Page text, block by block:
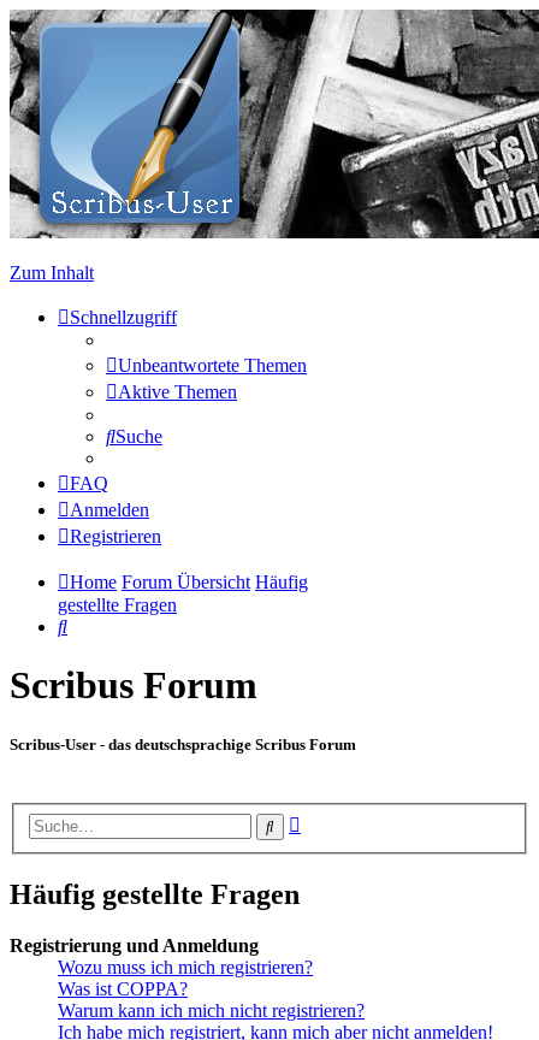
Zum Inhalt
Schnellzugriff
Unbeantwortete Themen
Aktive Themen
Suche
FAQ
Anmelden
Registrieren
Home Forum Übersicht Häufig
gestellte Fragen
Suche
Scribus Forum
Scribus-User - das deutschsprachige Scribus Forum
Suche
Häufig gestellte Fragen
Registrierung und Anmeldung
Wozu muss ich mich registrieren?
Was ist COPPA?
Warum kann ich mich nicht registrieren?
Ich habe mich registriert, kann mich aber nicht anmelden!